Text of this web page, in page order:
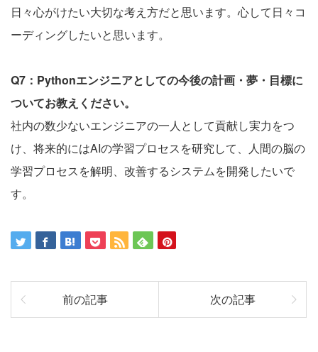
日々心がけたい大切な考え方だと思います。心して日々コ
ーディングしたいと思います。
Q7：Pythonエンジニアとしての今後の計画・夢・目標に
ついてお教えください。
社内の数少ないエンジニアの一人として貢献し実力をつ
け、将来的にはAIの学習プロセスを研究して、人間の脳の
学習プロセスを解明、改善するシステムを開発したいで
す。
前の記事 次の記事